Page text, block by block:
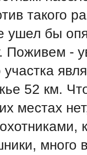
такого
ушел бы
Поживем -
52 км.
местах
много